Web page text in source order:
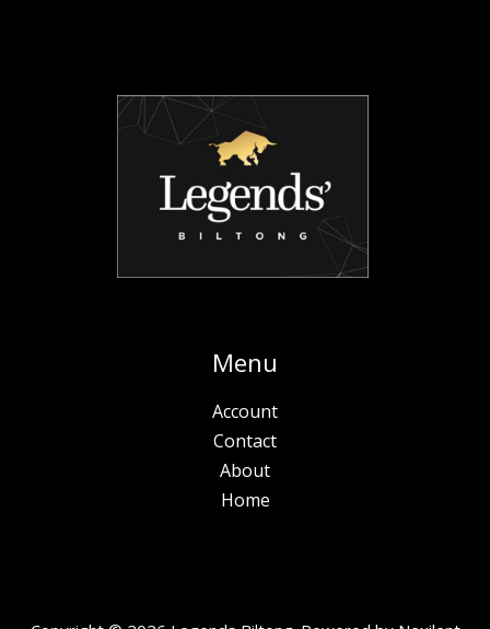
Menu
Account
Contact
About
Home